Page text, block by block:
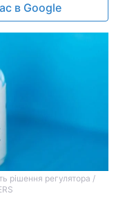
в Google
рішення регулятора /